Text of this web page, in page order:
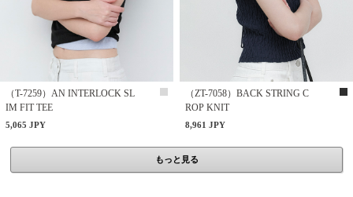
（T-7259）AN INTERLOCK SL
IM FIT TEE
5,065 JPY
（ZT-7058）BACK STRING C
ROP KNIT
8,961 JPY
もっと見る